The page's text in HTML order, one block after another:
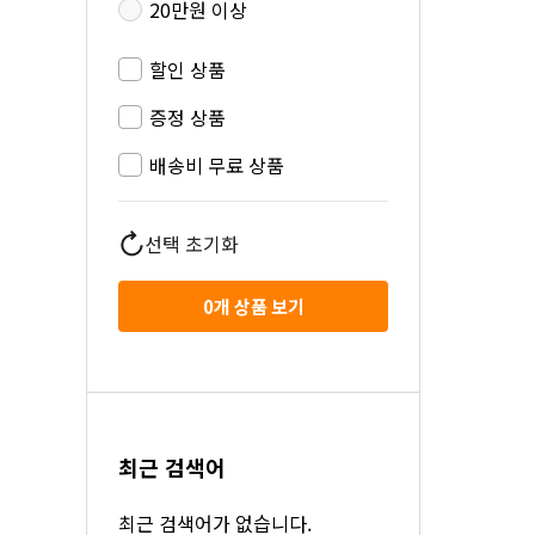
20만원 이상
할인 상품
증정 상품
배송비 무료 상품
선택 초기화
0개 상품 보기
최근 검색어
최근 검색어가 없습니다.